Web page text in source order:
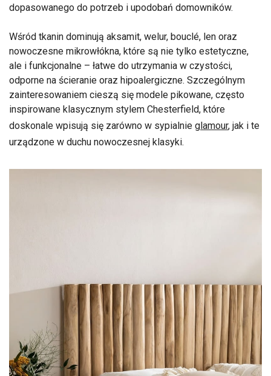
dopasowanego do potrzeb i upodobań domowników.
Wśród tkanin dominują aksamit, welur, bouclé, len oraz
nowoczesne mikrowłókna, które są nie tylko estetyczne,
ale i funkcjonalne – łatwe do utrzymania w czystości,
odporne na ścieranie oraz hipoalergiczne. Szczególnym
zainteresowaniem cieszą się modele pikowane, często
inspirowane klasycznym stylem Chesterfield, które
doskonale wpisują się zarówno w sypialnie glamour, jak i te
urządzone w duchu nowoczesnej klasyki.